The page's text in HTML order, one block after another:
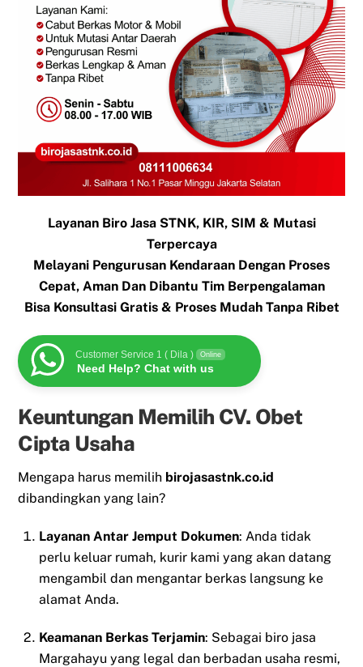
Layanan Biro Jasa STNK, KIR, SIM & Mutasi
Terpercaya
Melayani Pengurusan Kendaraan Dengan Proses
Cepat, Aman Dan Dibantu Tim Berpengalaman
Bisa Konsultasi Gratis & Proses Mudah Tanpa Ribet
Customer Service 1 ( Dila ) Online
Need Help? Chat with us
Keuntungan Memilih CV. Obet
Cipta Usaha
Mengapa harus memilih birojasastnk.co.id
dibandingkan yang lain?
Layanan Antar Jemput Dokumen: Anda tidak
perlu keluar rumah, kurir kami yang akan datang
mengambil dan mengantar berkas langsung ke
alamat Anda.
Keamanan Berkas Terjamin: Sebagai biro jasa
Margahayu yang legal dan berbadan usaha resmi,